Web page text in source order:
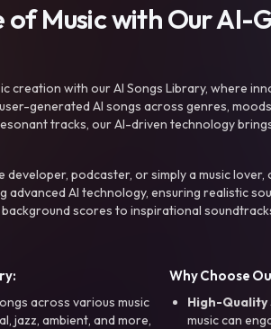
of Music with Our AI-
creation with our AI Songs Library, where
generated AI songs across genres,
tracks, our AI-driven technology
podcaster, or simply a music
AI technology, ensuring realistic
scores to inspirational
across various music
jazz, ambient, and more,
Why Choose
High-Quality
music can